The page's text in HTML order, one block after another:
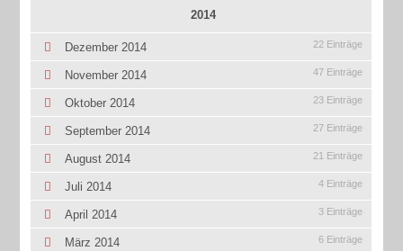
2014
Dezember 2014 22 Einträge
November 2014 47 Einträge
Oktober 2014 23 Einträge
September 2014 27 Einträge
August 2014 21 Einträge
Juli 2014 4 Einträge
April 2014 3 Einträge
März 2014 6 Einträge